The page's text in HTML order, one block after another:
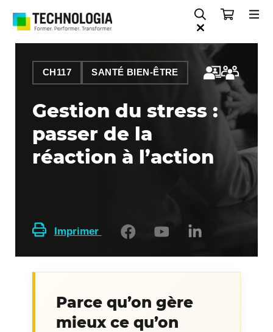
CH117 SANTÉ BIEN-ÊTRE
Gestion du stress :
passer de la
réaction à l’action
Imprimer
Parce qu’on gère
mieux ce qu’on